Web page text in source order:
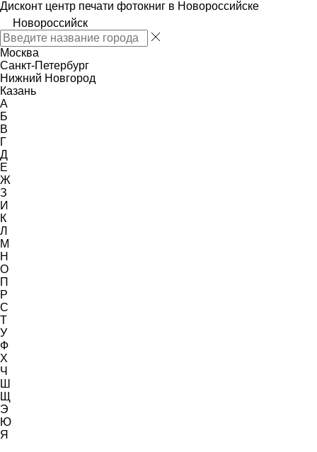
Дисконт центр печати фотокниг в Новороссийске
Новороссийск
Москва
Санкт-Петербург
Нижний Новгород
Казань
А
Б
В
Г
Д
Е
Ж
З
И
К
Л
М
Н
О
П
Р
С
Т
У
Ф
Х
Ч
Ш
Щ
Э
Ю
Я